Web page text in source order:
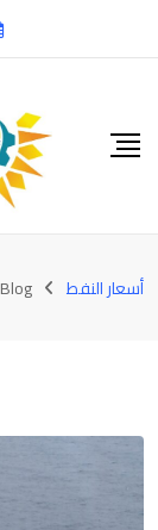
to
أسعار النفط Blog